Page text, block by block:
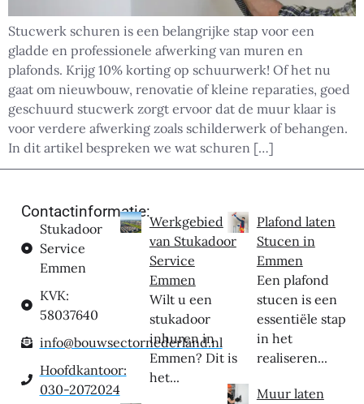
Stucwerk schuren is een belangrijke stap voor een
gladde en professionele afwerking van muren en
plafonds. Krijg 10% korting op schuurwerk! Of het nu
gaat om nieuwbouw, renovatie of kleine reparaties, goed
geschuurd stucwerk zorgt ervoor dat de muur klaar is
voor verdere afwerking zoals schilderwerk of behangen.
In dit artikel bespreken we wat schuren […]
Contactinformatie:
Stukadoor
Service
Emmen
KVK:
58037640
info@bouwsectornederland.nl
Hoofdkantoor:
030-2072024
Werkgebied
van Stukadoor
Service
Emmen
Wilt u een
stukadoor
inhuren in
Emmen? Dit is
het...
Plafond laten
Stucen in
Emmen
Een plafond
stucen is een
essentiële stap
in het
realiseren...
Muur laten